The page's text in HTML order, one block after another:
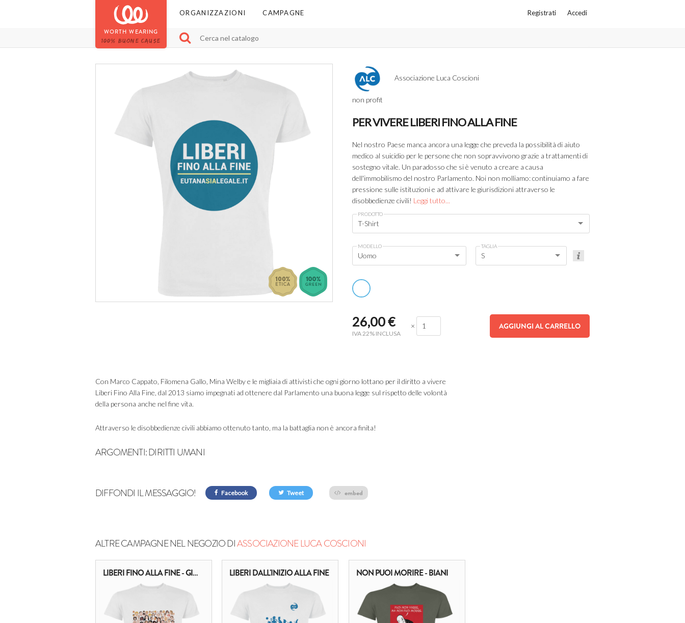
WORTH WEARING
100% BUONE CAUSE
Registrati Accedi
ORGANIZZAZIONI CAMPAGNE
Associazione Luca Coscioni
non profit
PER VIVERE LIBERI FINO ALLA FINE
Nel nostro Paese manca ancora una legge che preveda la possibilità di aiuto
medico al suicidio per le persone che non sopravvivono grazie a trattamenti di
sostegno vitale. Un paradosso che si è venuto a creare a causa
dell'immobilismo del nostro Parlamento. Noi non molliamo: continuiamo a fare
pressione sulle istituzioni e ad attivare le giurisdizioni attraverso le
disobbedienze civili! Leggi tutto...
PRODOTTO
T-Shirt
MODELLO
Uomo
TAGLIA
S
26,00€
IVA 22% INCLUSA
× AGGIUNGI AL CARRELLO
Con Marco Cappato, Filomena Gallo, Mina Welby e le migliaia di attivisti che ogni giorno lottano per il diritto a vivere
Liberi Fino Alla Fine, dal 2013 siamo impegnati ad ottenere dal Parlamento una buona legge sul rispetto delle volontà
della persona anche nel fine vita.
Attraverso le disobbedienze civili abbiamo ottenuto tanto, ma la battaglia non è ancora finita!
ARGOMENTI:DIRITTI UMANI
DIFFONDI IL MESSAGGIO! Facebook Tweet embed
ALTRE CAMPAGNE NEL NEGOZIO DIASSOCIAZIONE LUCA COSCIONI
LIBERI FINO ALLA FINE - GIOVANNI DI MODICA LIBERI DALL'INIZIO ALLA FINE NON PUOI MORIRE - BIANI